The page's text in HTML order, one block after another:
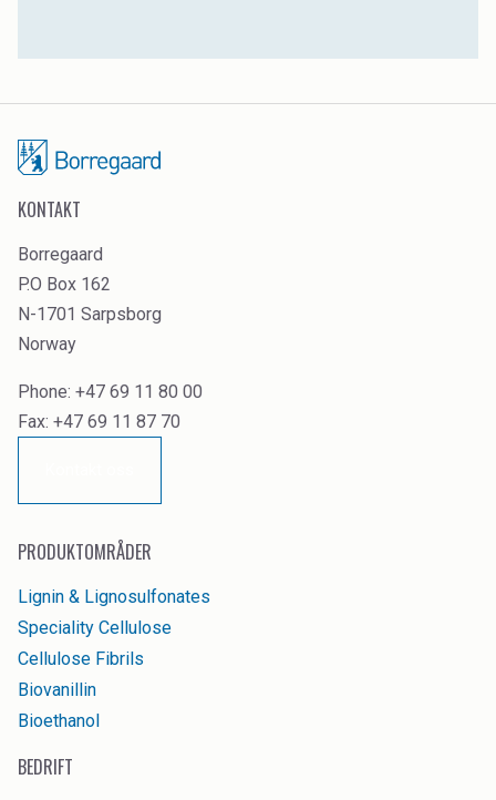
KONTAKT
Borregaard
P.O Box 162
N-1701 Sarpsborg
Norway
Phone: +47 69 11 80 00
Fax: +47 69 11 87 70
PRODUKTOMRÅDER
Lignin & Lignosulfonates
Speciality Cellulose
Cellulose Fibrils
Biovanillin
Bioethanol
BEDRIFT